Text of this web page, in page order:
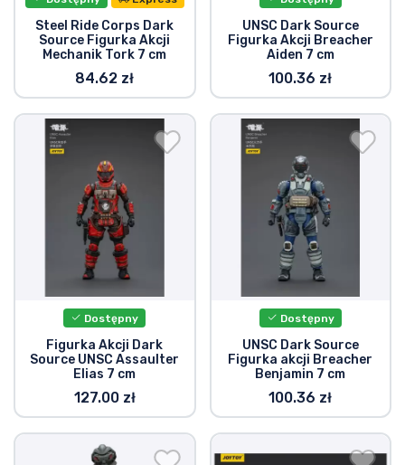
Steel Ride Corps Dark
Source Figurka Akcji
Mechanik Tork 7 cm
84.62 zł
UNSC Dark Source
Figurka Akcji Breacher
Aiden 7 cm
100.36 zł
Dostępny
Figurka Akcji Dark
Source UNSC Assaulter
Elias 7 cm
127.00 zł
Dostępny
UNSC Dark Source
Figurka akcji Breacher
Benjamin 7 cm
100.36 zł
Rzeczy seryjne
Rzeczy filmowe
Wspaniałe rzeczy
Rzeczy z anime
Rzeczy dla graczy
Rzeczy sportowe
Rzeczy muzyczne
Typy produktów